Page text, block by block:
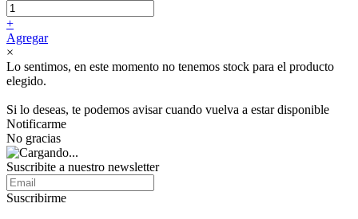
+
Agregar
×
Lo sentimos, en este momento no tenemos stock para el producto
elegido.
Si lo deseas, te podemos avisar cuando vuelva a estar disponible
Notificarme
No gracias
Suscribite a nuestro newsletter
Suscribirme